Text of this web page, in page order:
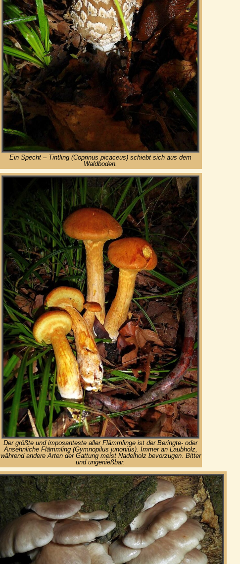
Ein Specht – Tintling (Coprinus picaceus) schiebt sich aus dem
Waldboden.
Der größte und imposanteste aller Flämmlinge ist der Beringte- oder
Ansehnliche Flämmling (Gymnopilus junonius). Immer an Laubholz,
während andere Arten der Gattung meist Nadelholz bevorzugen. Bitter
und ungenießbar.